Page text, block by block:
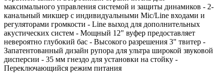
максимального управления системой и защиты динамиков - 2-
канальный микшер с индивидуальными Mic/Line входами и
регуляторами громкости - Line выход для дополнительных
акустических систем - Мощный 12" вуфер предоставляет
невероятно глубокий бас - Высокого разрешения 3" твитер -
Запатентованный дизайн рупора для ультра широкой звуковой
дисперсии - 35 мм гнездо для установки на стойку -
Переключающийся режим питания